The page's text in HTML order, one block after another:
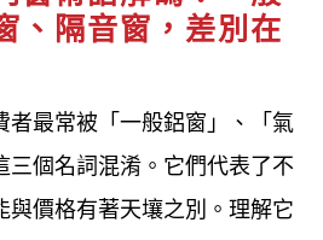
全、豪華的生活空間，並將最
戶參考，鋁門窗工程宅急便期
生活空間環境。
、隔音窗，差別在
者最常被「一般鋁窗」、「氣
三個名詞混淆。它們代表了不
與價格有著天壤之別。理解它